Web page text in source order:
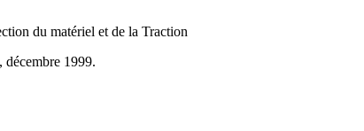
du matériel et de la Traction
1999.